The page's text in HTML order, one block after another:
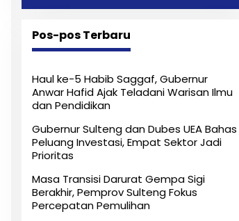
Pos-pos Terbaru
Haul ke-5 Habib Saggaf, Gubernur
Anwar Hafid Ajak Teladani Warisan Ilmu
dan Pendidikan
Gubernur Sulteng dan Dubes UEA Bahas
Peluang Investasi, Empat Sektor Jadi
Prioritas
Masa Transisi Darurat Gempa Sigi
Berakhir, Pemprov Sulteng Fokus
Percepatan Pemulihan